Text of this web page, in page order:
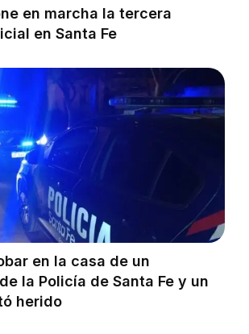
en marcha la tercera
en Santa Fe
en la casa de un
la Policía de Santa Fe y un
herido